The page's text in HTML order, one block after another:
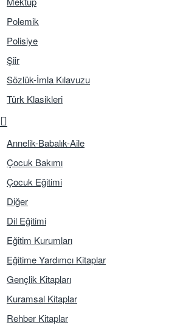
Polemik
Polisiye
Şiir
Sözlük-İmla Kılavuzu
Türk Klasikleri
Annelik-Babalık-Aile
Çocuk Bakımı
Çocuk Eğitimi
Diğer
Dil Eğitimi
Eğitim Kurumları
Eğitime Yardımcı Kitaplar
Gençlik Kitapları
Kuramsal Kitaplar
Rehber Kitaplar